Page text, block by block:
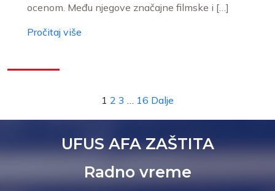
ocenom. Među njegove značajne filmske i […]
Pročitaj više
1 2 3 16 Dalje
UFUS AFA ZAŠTITA
Radno vreme